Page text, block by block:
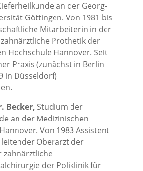
an der Georg-
Göttingen. Von 1981 bis
Mitarbeiterin in der
Prothetik der
Hochschule Hannover. Seit
Praxis (zunächst in Berlin
in Düsseldorf)
Becker, Studium der
an der Medizinischen
Von 1983 Assistent
leitender Oberarzt der
zahnärztliche
der Poliklinik für